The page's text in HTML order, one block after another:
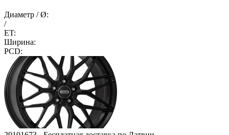
Диаметр / Ø:
/
ET:
Ширина:
PCD: